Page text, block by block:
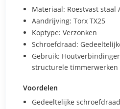
Materiaal: Roestvast staal
Aandrijving: Torx TX25
Koptype: Verzonken
Schroefdraad:
Gebruik:
structurele timmerwerken
Voordelen
Gedeeltelijke